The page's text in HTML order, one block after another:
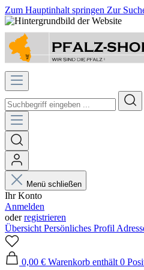
Zum Hauptinhalt springen Zur
Menü schließen
Ihr Konto
Anmelden
oderregistrieren
Übersicht Persönliches Profil
0,00 € Warenkorb enthält 0